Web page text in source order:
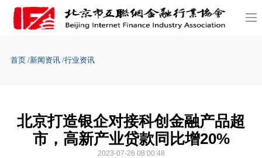
首页 新闻资讯 行业资讯
北京打造银企对接科创金融产品超
市，高新产业贷款同比增20%
2023-07-26 08:00:48